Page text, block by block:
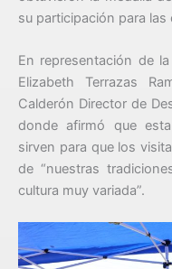
su participación para las
En representación de
Elizabeth Terrazas
Calderón Director de
donde afirmó que
sirven para que los
de “nuestras
cultura muy variada”.